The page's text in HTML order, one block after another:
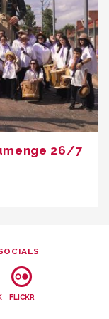
26/7
FLICKR